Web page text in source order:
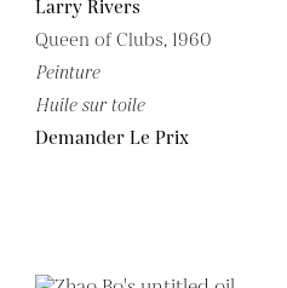
Larry Rivers
Queen of Clubs, 1960
Peinture
Huile sur toile
Demander Le Prix